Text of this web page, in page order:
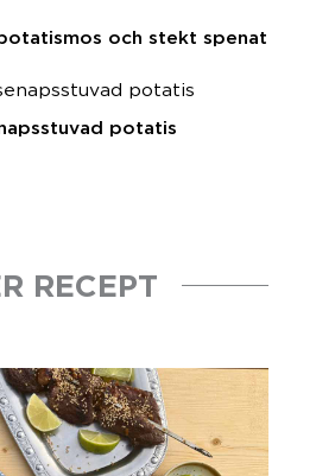
och stekt spenat
potatis
RECEPT